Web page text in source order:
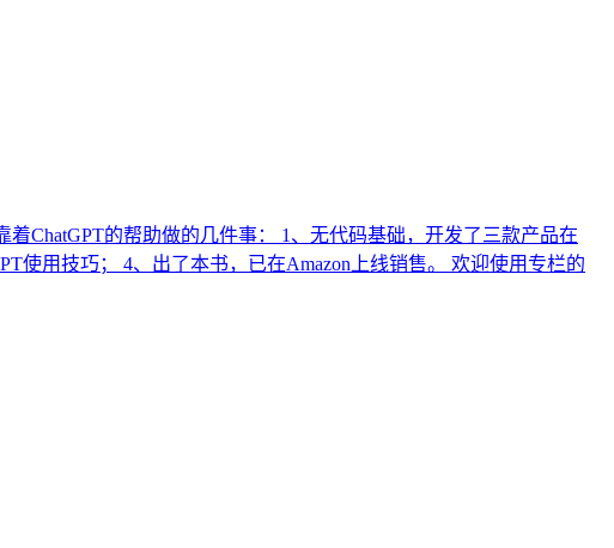
ChatGPT的帮助做的几件事： 1、无代码基础，开发了三款产品在
使用技巧； 4、出了本书，已在Amazon上线销售。 欢迎使用专栏的